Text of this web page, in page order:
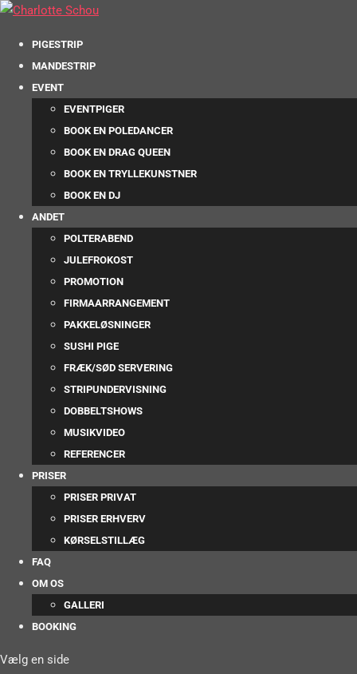
PIGESTRIP
MANDESTRIP
EVENT
EVENTPIGER
BOOK EN POLEDANCER
BOOK EN DRAG QUEEN
BOOK EN TRYLLEKUNSTNER
BOOK EN DJ
ANDET
POLTERABEND
JULEFROKOST
PROMOTION
FIRMAARRANGEMENT
PAKKELØSNINGER
SUSHI PIGE
FRÆK/SØD SERVERING
STRIPUNDERVISNING
DOBBELTSHOWS
MUSIKVIDEO
REFERENCER
PRISER
PRISER PRIVAT
PRISER ERHVERV
KØRSELSTILLÆG
FAQ
OM OS
GALLERI
BOOKING
Vælg en side